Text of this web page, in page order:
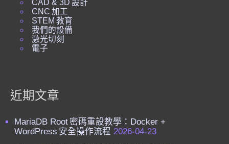
CAD & 3D 設計
CNC 加工
STEM 教育
我們的設備
激光切刻
電子
近期文章
MariaDB Root 密碼重設教學：Docker +
WordPress 安全操作流程 2026-04-23